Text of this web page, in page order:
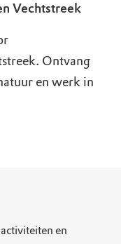
Vechtstreek
Ontvang
en werk in
en